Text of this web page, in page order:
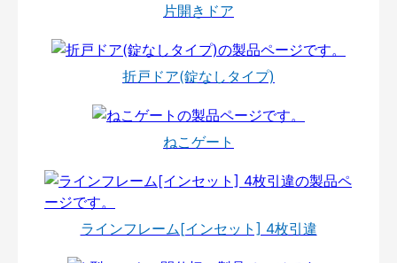
片開きドア
折戸ドア(錠なしタイプ)
ねこゲート
ラインフレーム[インセット] 4枚引違